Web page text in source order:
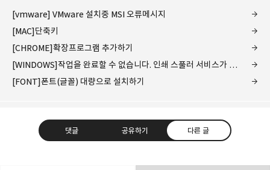
[vmware] VMware 설치중 MSI 오류메시지
[MAC]단축키
[CHROME]확장프로그램 추가하기
[WINDOWS]작업을 완료할 수 없습니다. 인쇄 스풀러 서비스가 실행 중이 아닙니다.
[FONT]폰트(글꼴) 대량으로 설치하기
댓글 공유하기 다른 글